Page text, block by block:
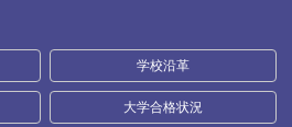
学校沿革
大学合格状況